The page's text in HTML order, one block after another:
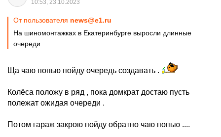
10:53, 23.10.2023
От пользователя news@e1.ru
На шиномонтажках в Екатеринбурге выросли длинные
очереди
Ща чаю попью пойду очередь создавать .
Колёса положу в ряд , пока домкрат достаю пусть
полежат ожидая очереди .
Потом гараж закрою пойду обратно чаю попью ....